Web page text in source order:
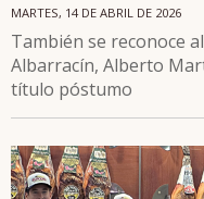
MARTES, 14 DE ABRIL DE 2026
También se reconoce
Albarracín, Alberto
título póstumo